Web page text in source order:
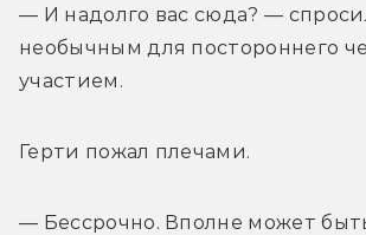
— И надолго вас сюда? —
необычным для постороннего
участием.
Герти пожал плечами.
— Бессрочно. Вполне может